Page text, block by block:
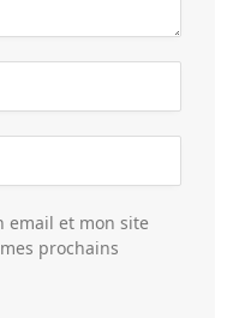
email et mon site
prochains